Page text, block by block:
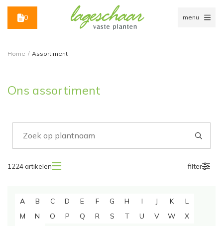
0 menu
Home / Assortiment
Ons assortiment
1224 artikelen filter
A B C D E F G H I J K
L
M
N O P Q R S T U V W
X